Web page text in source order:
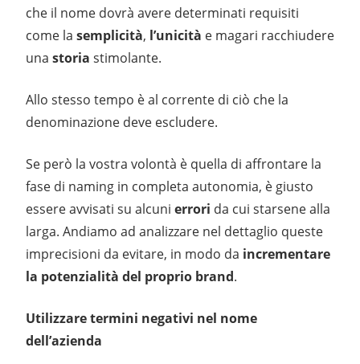
che il nome dovrà avere determinati requisiti
come la semplicità, l’unicità e magari racchiudere
una storia stimolante.
Allo stesso tempo è al corrente di ciò che la
denominazione deve escludere.
Se però la vostra volontà è quella di affrontare la
fase di naming in completa autonomia, è giusto
essere avvisati su alcuni errori da cui starsene alla
larga. Andiamo ad analizzare nel dettaglio queste
imprecisioni da evitare, in modo da incrementare
la potenzialità del proprio brand.
Utilizzare termini negativi nel nome
dell’azienda